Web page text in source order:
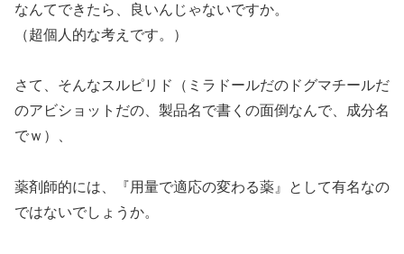
なんてできたら、良いんじゃないですか。
（超個人的な考えです。）
さて、そんなスルピリド（ミラドールだのドグマチールだ
のアビショットだの、製品名で書くの面倒なんで、成分名
でｗ）、
薬剤師的には、『用量で適応の変わる薬』として有名なの
ではないでしょうか。